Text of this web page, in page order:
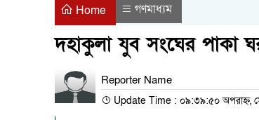
Home গণমাধ্যম
দহাকুলা যুব সংঘের পাকা
Reporter Name
Update Time : ০৯:৩৯:৫০ অপরাহ্ন,